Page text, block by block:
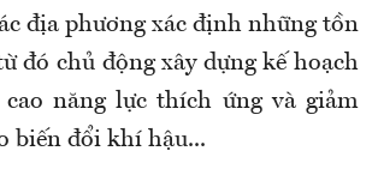
địa phương xác định những tồn
đó chủ động xây dựng kế hoạch
năng lực thích ứng và giảm
biến đổi khí hậu...